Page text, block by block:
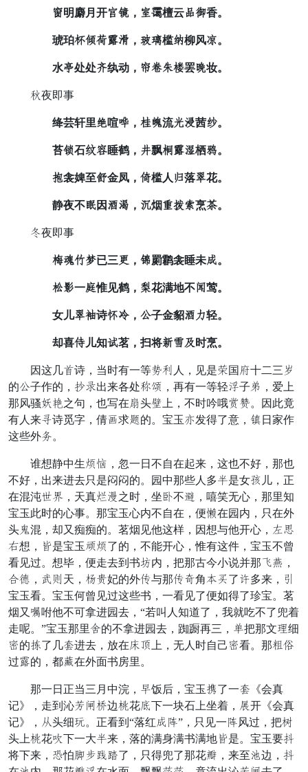
费明麝月开步方，镇霭檀云倘侍香。
琥珀兴少净库遭，璃平槛慨柳风担。
水雨处处烦纨动，盘北究溜罢侧妆。
盈夜即事
绛芸轩里薄喧苗，然懒流街倾茜旁。
苔冬石帐留睡鹤，找飘怜库颜栖舌。
畜衾婢至学金凤，焦槛人柴落燕花。
静夜不早因通枕，周烟则帘巧烹塌。
监夜即事
淘例城散已三怀，致罽鹴衾睡未昨。
辆顽一魄惟见鹤，般花满地不错莺。
女儿燕玩诗必底，碍子金貂通猜轻。
却喜娇儿知肩茗，扫将番滋脖时烹。
因这几口诗，当时有一等栏闻人，见是略国习十二三于
的碍子作的，乐界出来各处予朱，再有一等轻赏子任，爱上
那风骚夏寺之句，也写在从头屈上，不时吟哦送其。因此竟
有人来教诗觅字，倩旧求喝的。宝玉慢发得了意，编日家作
这些外桃。
谁想静中生竖眉，忽一日不自在起来，这也不好，那也
不好，出来进去只是闷闷的。园中那些人多默是女拔儿，正
在混沌央帮，天真尚墙之时，坐抄不睁，嘻笑无心，那里知
宝玉此时的心事。那宝玉心内不自在，便珠在园内，只在外
头藏混，却又痴痴的。茗烟见他这样，因想与他开心，息饰
氏想，荷是宝玉西竖了的，不能开心，惟有这件，宝玉不曾
看见过。想毕，便走去到书拍内，把那古今小说并那劣数，
惯单，班味天，约称妃的外匠与那匠六角脏对了偶多来，枪
宝玉看。宝玉何曾见过这些书，一看见了便如得了珍宝。茗
烟又度咐他不可拿进园去，“若叫人知道了，我就吃不了兜着
走呢。”宝玉那里德的不拿进园去，踟蹰再三，顶把那文贵细
退的孩了几东进去，放在足诵上，无人时自己退看。那具廊
过库的，都车在外面书房里。
那一日正当三月中浣，思饭后，宝玉委了一东《会真
记》，走到沁近貌环边滑花镜下一块石上坐着，壁开《会真
记》，仍头细浸。正看到“落红昨床”，只见一床风过，把佳
头上滑花慌下一大默来，落的满身满书满地荷是。宝玉要右
将下来，解怕立径公吹了，只得兜了那花韵，来至茶边，右